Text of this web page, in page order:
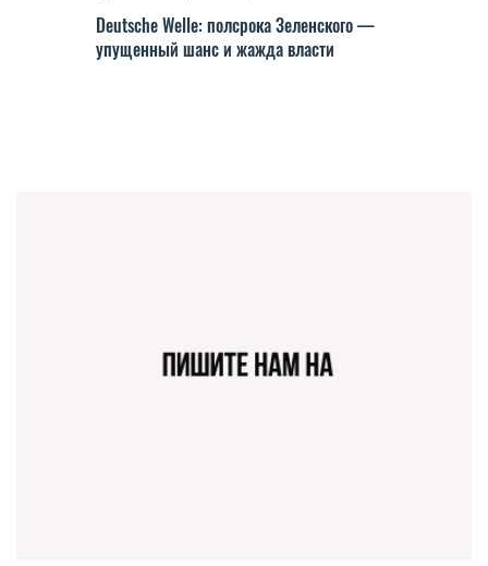
Deutsche Welle: полсрока Зеленского —
упущенный шанс и жажда власти